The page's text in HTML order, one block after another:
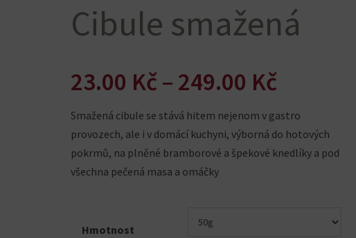
Cibule smažená
23.00 Kč – 249.00 Kč
cen:
23.00 Kč
až
Smažená cibule se stává hitem nejenom v gastro
provozech, ale i v domácí kuchyni, výborná do hotových
pokrmů, na plněné bramborové a špekové knedlíky a pod
všechna pečená masa a omáčky
Hmotnost